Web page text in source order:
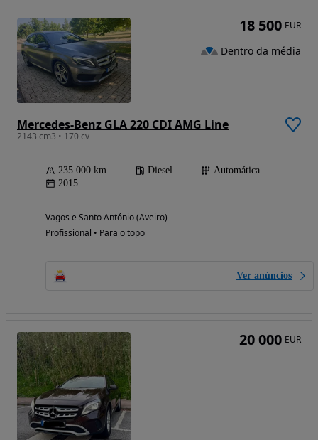
Mercedes-Benz GLA 220 CDI AMG Line
2143 cm3 • 170 cv
235 000 km Diesel
Automática
2015
Vagos e Santo António (Aveiro)
Profissional • Para o topo
Ver anúncios
18 500 EUR
Dentro da média
20 000 EUR